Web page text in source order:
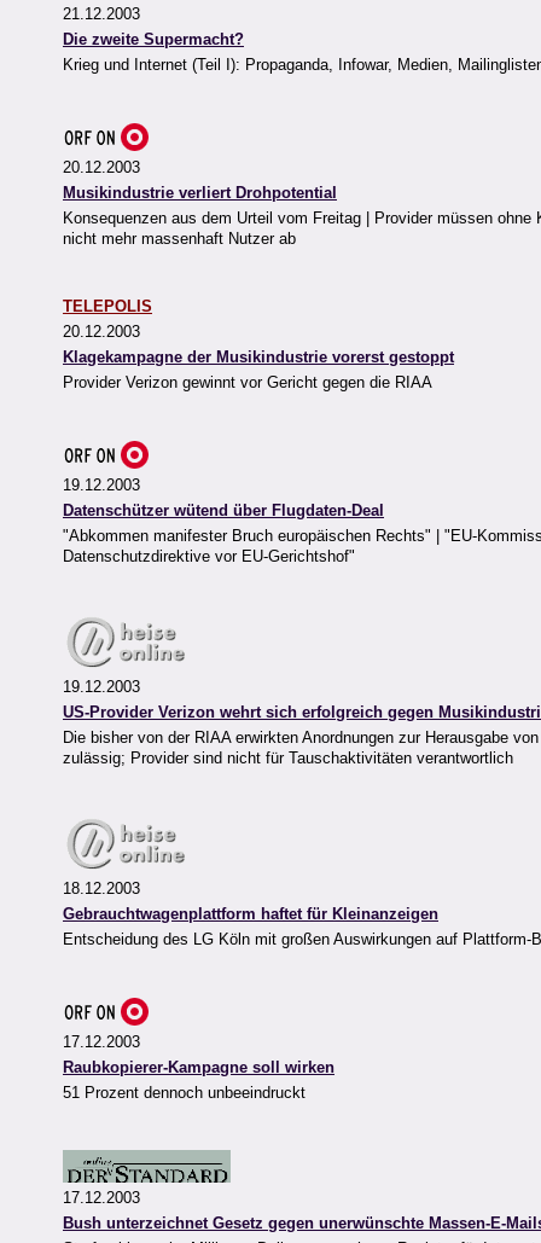
21.12.2003
Die zweite Supermacht?
Krieg und Internet (Teil I): Propaganda, Infowar, Medien,
20.12.2003
Musikindustrie verliert Drohpotential
Konsequenzen aus dem Urteil vom Freitag | Provider müssen
nicht mehr massenhaft Nutzer ab
TELEPOLIS
20.12.2003
Klagekampagne der Musikindustrie vorerst gestoppt
Provider Verizon gewinnt vor Gericht gegen die RIAA
19.12.2003
Datenschützer wütend über Flugdaten-Deal
"Abkommen manifester Bruch europäischen Rechts" | "EU-
Datenschutzdirektive vor EU-Gerichtshof"
19.12.2003
US-Provider Verizon wehrt sich erfolgreich gegen
Die bisher von der RIAA erwirkten Anordnungen zur Herausgabe
zulässig; Provider sind nicht für Tauschaktivitäten verantwortlich
18.12.2003
Gebrauchtwagenplattform haftet für Kleinanzeigen
Entscheidung des LG Köln mit großen Auswirkungen auf Plattform-
17.12.2003
Raubkopierer-Kampagne soll wirken
51 Prozent dennoch unbeeindruckt
17.12.2003
Bush unterzeichnet Gesetz gegen unerwünschte Massen-E-